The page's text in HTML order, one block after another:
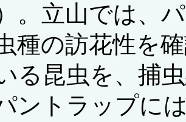
。立山では、
種の訪花性を
る昆虫を、捕
ントラップに